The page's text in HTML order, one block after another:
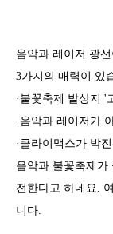
음악과 레이저 광
3가지의 매력이 있
·불꽃축제 발상지 '
·음악과 레이저가
·클라이맥스가 박
음악과 불꽃축제가
전한다고 하네요.
니다.